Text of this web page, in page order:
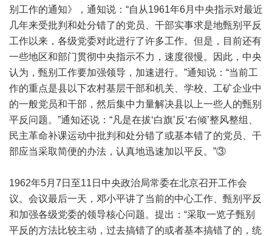
别工作的通知》，通知说：“自从1961年6月中央指示对最近
几年来受批判和处分错了的党员、干部实事求是地甄别平反
工作以来，各级党委对此进行了许多工作。但是，目前还有
一些地区和部门贯彻中央指示不力，速度很慢。因此，中央
认为，甄别工作要加强领导，加速进行。”通知说：“当前工
作的重点是县以下农村基层干部和机关、学校、工矿企业中
的一般党员和干部，然后集中力量解决县以上一些人的甄别
平反问题。”通知还说：“凡是在拔‘白旗’反‘右倾’整风整组、
民主革命补课运动中批判和处分错了或基本错了的党员、干
部应当采取简便的办法，认真地迅速加以平反。”③
1962年5月7日至11日中央政治局常委在北京召开工作会
议。会议最后一天，邓小平讲了当前的中心工作、甄别平反
和加强各级党委的领导核心问题。提出：“采取一览子甄别
平反的方法比较主动，过去搞错了的或者基本搞错了的，统